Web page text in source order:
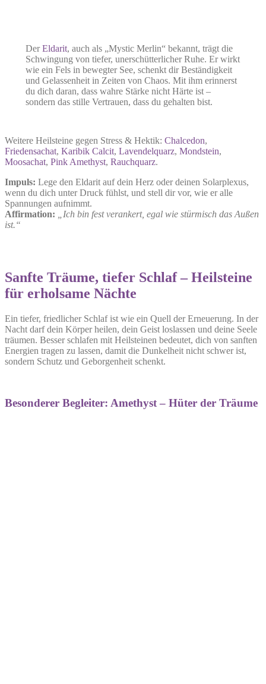
DerEldarit, auch als „Mystic Merlin“ bekannt, trägt die
Schwingung von tiefer, unerschütterlicher Ruhe. Er wirkt
wie ein Fels in bewegter See, schenkt dir Beständigkeit
und Gelassenheit in Zeiten von Chaos. Mit ihm erinnerst
du dich daran, dass wahre Stärke nicht Härte ist –
sondern das stille Vertrauen, dass du gehalten bist.
Weitere Heilsteine gegen Stress & Hektik: Chalcedon,
Friedensachat, Karibik Calcit, Lavendelquarz, Mondstein,
Moosachat, Pink Amethyst, Rauchquarz.
Impuls: Lege den Eldarit auf dein Herz oder deinen Solarplexus,
wenn du dich unter Druck fühlst, und stell dir vor, wie er alle
Spannungen aufnimmt.
Affirmation:
„Ich bin fest verankert, egal wie stürmisch das Außen
ist.“
Sanfte Träume, tiefer Schlaf – Heilsteine
für erholsame Nächte
Ein tiefer, friedlicher Schlaf ist wie ein Quell der Erneuerung. In der
Nacht darf dein Körper heilen, dein Geist loslassen und deine Seele
träumen. Besser schlafen mit Heilsteinen bedeutet, dich von sanften
Energien tragen zu lassen, damit die Dunkelheit nicht schwer ist,
sondern Schutz und Geborgenheit schenkt.
Besonderer Begleiter: Amethyst – Hüter der Träume